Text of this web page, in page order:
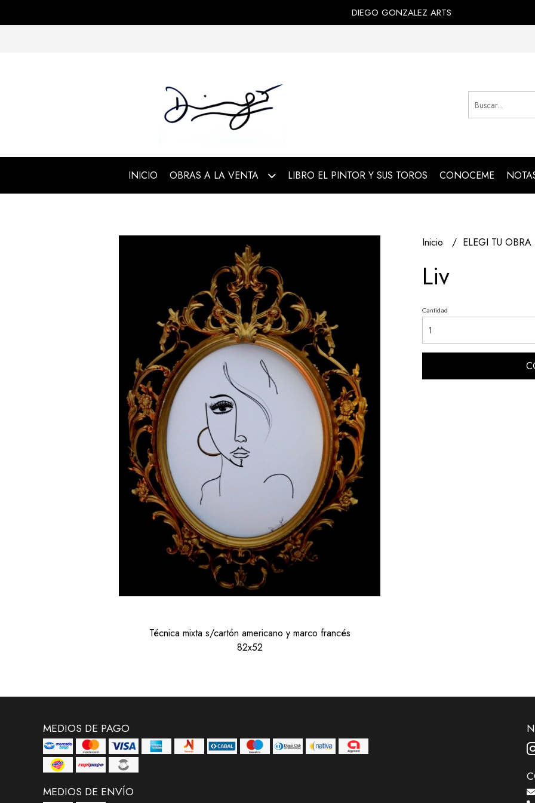
DIEGO GONZALEZ ARTS
INICIO OBRAS A LA VENTA LIBRO EL PINTOR Y SUS TOROS CONOCEME
Técnica mixta s/cartón americano y marco francés
82x52
Inicio ELEGI TU OBRA
Liv
Cantidad
MEDIOS DE PAGO
MEDIOS DE ENVÍO